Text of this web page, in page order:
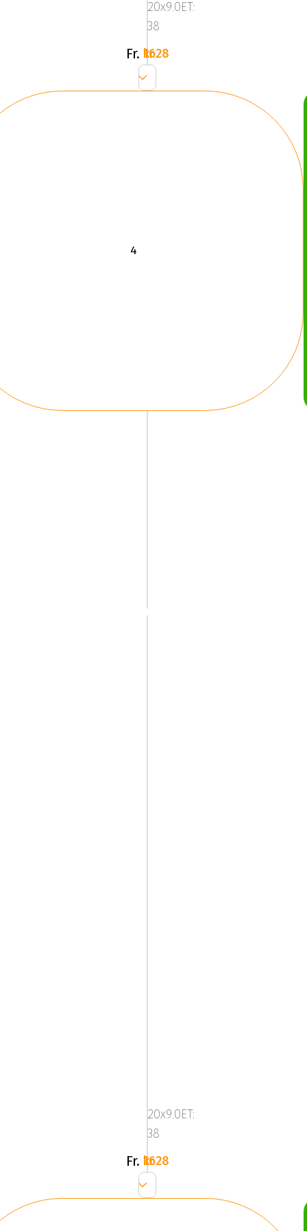
Silver
20x9.0ET:
38
Fr. 1628 kr
Silver
20x9.0ET:
38
Fr. 1628 kr